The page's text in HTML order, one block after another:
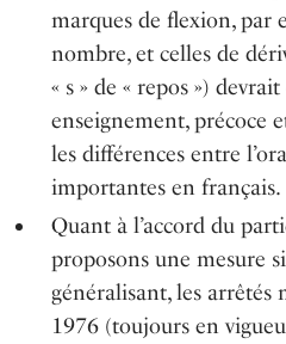
marques de flexion, par
nombre, et celles de
« s » de « repos »)
enseignement, précoce
les différences entre
importantes en français.
Quant à l’accord du
proposons une mesure
généralisant, les
1976 (toujours en